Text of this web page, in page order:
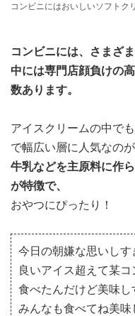
コンビニにはおいしいソフトク
コンビニには、さまざ
中には専門店顔負けの
数あります。
アイスクリームの中で
で幅広い層に人気なの
牛乳などを主原料に作
が特徴で、
おやつにぴったり！
今日の朝嫌な思いし
良いアイス超えて某
食べたんだけど美味し
みんなも食べてね美味